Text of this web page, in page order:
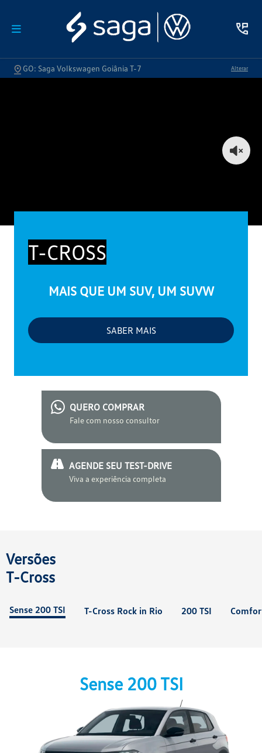
GO: Saga Volkswagen Goiânia T-7 Alterar
T-CROSS
MAIS QUE UM SUV, UM SUVW
SABER MAIS
QUERO COMPRAR
Fale com nosso consultor
AGENDE SEU TEST-DRIVE
Viva a experiência completa
Versões
T-Cross
Sense 200 TSI T-Cross Rock in Rio 200 TSI
Sense 200 TSI